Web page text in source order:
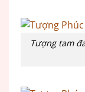
Tượng tam